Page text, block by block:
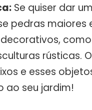
Se quiser dar
pedras maiores
rústicas.
e esses
ao seu jardim!